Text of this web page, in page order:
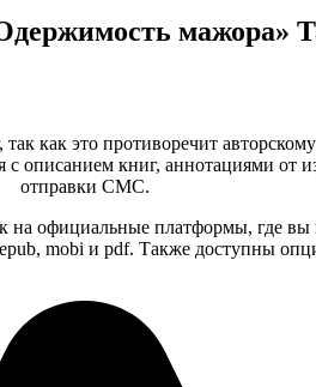
мажора»
как это противоречит
описанием книг, аннотациями от
отправки СМС.
официальные платформы, где
mobi и pdf. Также доступны